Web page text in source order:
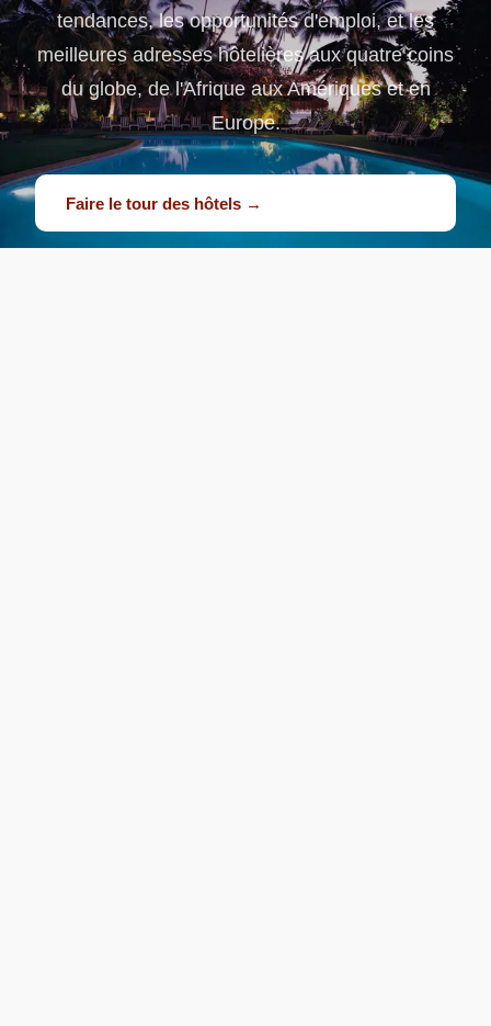
tendances, les opportunités d'emploi, et les
meilleures adresses hôtelières aux quatre coins
du globe, de l'Afrique aux Amériques et en
Europe.
Faire le tour des hôtels →